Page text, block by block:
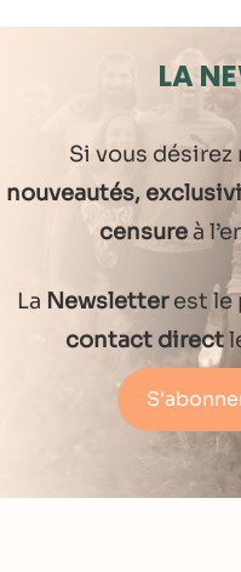
LA
Si vous
nouveautés,
censureà
La Newsletterest le
contact direct